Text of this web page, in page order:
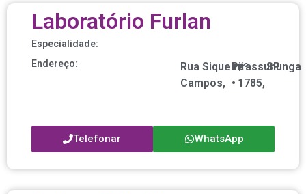
Laboratório Furlan
Especialidade:
Endereço:
Rua Siqueira
Campos,
nº
1785,
/
Pirassununga
•
SP
Telefonar WhatsApp